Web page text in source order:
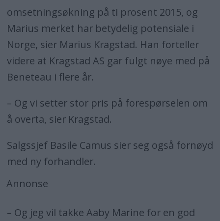
omsetningsøkning på ti prosent 2015, og
Marius merket har betydelig potensiale i
Norge, sier Marius Kragstad. Han forteller
videre at Kragstad AS gar fulgt nøye med på
Beneteau i flere år.
– Og vi setter stor pris på forespørselen om
å overta, sier Kragstad.
Salgssjef Basile Camus sier seg også fornøyd
med ny forhandler.
Annonse
– Og jeg vil takke Aaby Marine for en god